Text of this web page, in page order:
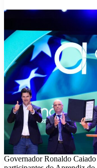
Governador Ronaldo